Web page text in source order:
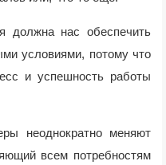
должна нас обеспечить
условиями, потому что
и успешность работы
неоднократно меняют
всем потребностям